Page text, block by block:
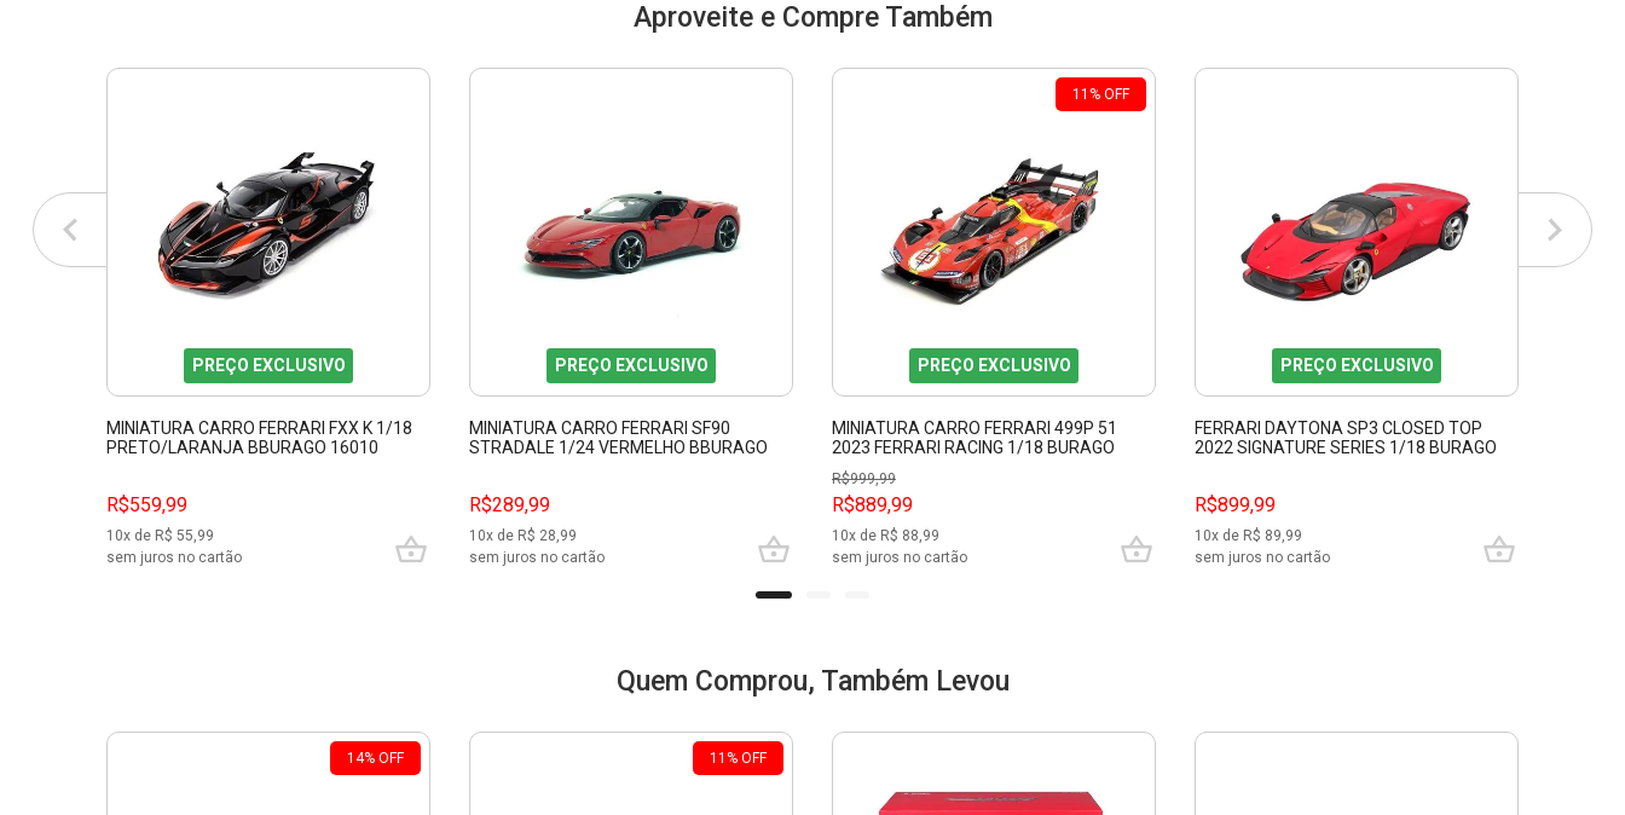
Aproveite e Compre Também
PREÇO EXCLUSIVO
MINIATURA CARRO FERRARI FXX K 1/18
PRETO/LARANJA BBURAGO 16010
R$559,99
10x de R$ 55,99
sem juros no cartão
PREÇO EXCLUSIVO
MINIATURA CARRO FERRARI SF90
STRADALE 1/24 VERMELHO BBURAGO
R$289,99
10x de R$ 28,99
sem juros no cartão
11 % OFF
PREÇO EXCLUSIVO
MINIATURA CARRO FERRARI 499P 51
2023 FERRARI RACING 1/18 BURAGO
16301
R$999,99
R$889,99
10x de R$ 88,99
sem juros no cartão
PREÇO EXCLUSIVO
FERRARI DAYTONA SP3 CLOSED TOP
2022 SIGNATURE SERIES 1/18 BURAGO
R$899,99
10x de R$ 89,99
sem juros no cartão
Quem Comprou, Também Levou
14% OFF 11 % OFF